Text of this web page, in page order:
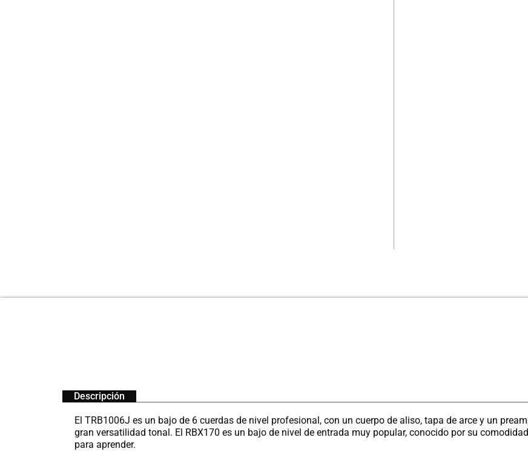
Descripción
El TRB1006J es un bajo de 6 cuerdas de nivel profesional, con un cuerpo de aliso, tapa de arce y un
gran versatilidad tonal. El RBX170 es un bajo de nivel de entrada muy popular, conocido por su
para aprender.